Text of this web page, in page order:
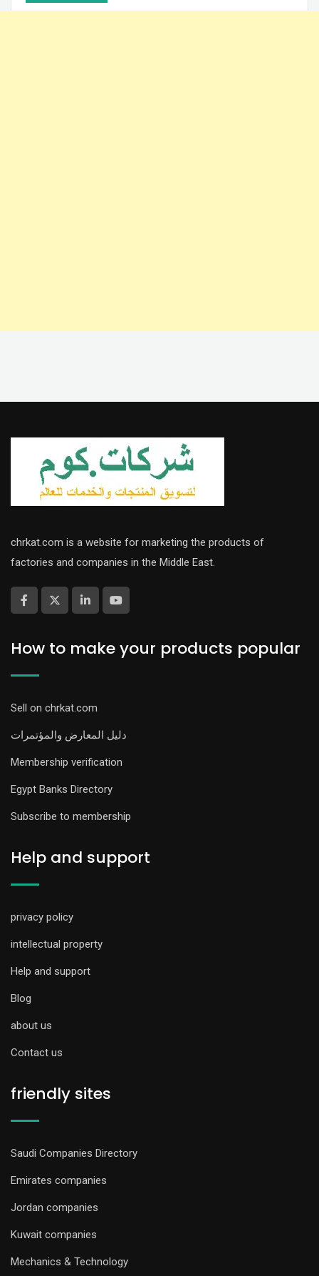
chrkat.com is a website for marketing the products of
factories and companies in the Middle East.
How to make your products popular
Sell on chrkat.com
دليل المعارض والمؤتمرات
Membership verification
Egypt Banks Directory
Subscribe to membership
Help and support
privacy policy
intellectual property
Help and support
Blog
about us
Contact us
friendly sites
Saudi Companies Directory
Emirates companies
Jordan companies
Kuwait companies
Mechanics & Technology